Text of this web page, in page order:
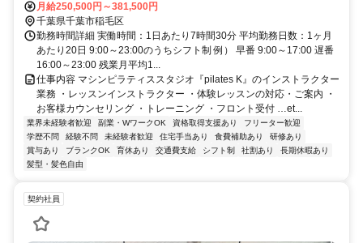
分／JR総武本線 稲毛駅より東口バス乗り場 宮野木小学校線稲12（京
成バス）草野車庫行きに乗車→『京葉自動車教習所入口』下車 北西
へ徒歩1分
月給250,500円～381,500円
千葉県千葉市稲毛区
勤務時間詳細 実働時間：1日あたり7時間30分 平均勤務日数：1ヶ月
あたり20日 9:00～23:00のうちシフト制 例） 早番 9:00～17:00 遅番
16:00～23:00 残業月平均1...
仕事内容 マシンピラティススタジオ『pilates K』のインストラクター
業務 ・レッスンインストラクター ・体験レッスンの対応・ご案内 ・
お客様カウンセリング ・トレーニング ・フロント受付 …et...
業界未経験者歓迎 副業・WワークOK 資格取得支援あり
フリーター歓迎
学歴不問
経験不問 未経験者歓迎 住宅手当あり 食費補助あり
研修あり
賞与あり
ブランクOK 育休あり 交通費支給 シフト制 社割あり
長期休暇あり
髪型・髪色自由
契約社員